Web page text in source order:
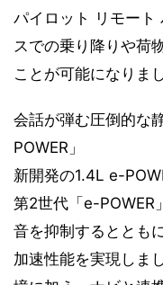
パイロット リモート
スでの乗り降りや荷
ことが可能になりまし
会話が弾む圧倒的な
POWER」
新開発の1.4L e-
第2世代「e-POWER
音を抑制するととも
加速性能を実現しま